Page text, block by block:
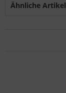
Ähnliche Artikel